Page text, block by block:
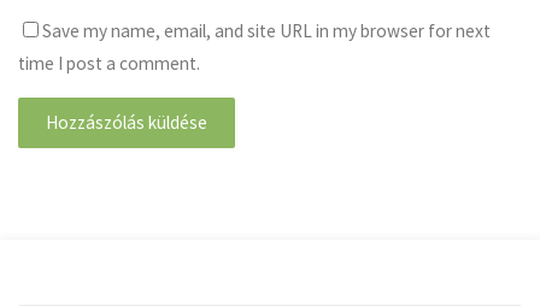
Save my name, email, and site URL in my browser for next
time I post a comment.